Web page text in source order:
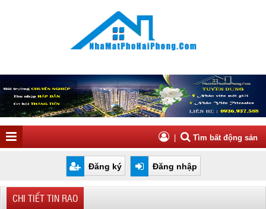
Tìm bất động sản
Đăng ký Đăng nhập
CHI TIẾT TIN RAO